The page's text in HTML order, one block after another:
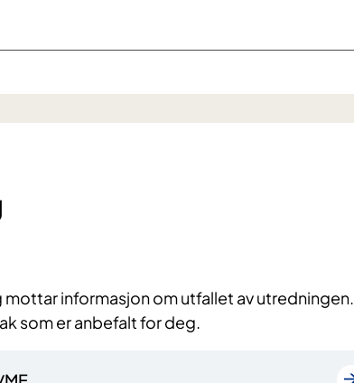
informasjon om utfallet av utredningen.
som er anbefalt for deg.